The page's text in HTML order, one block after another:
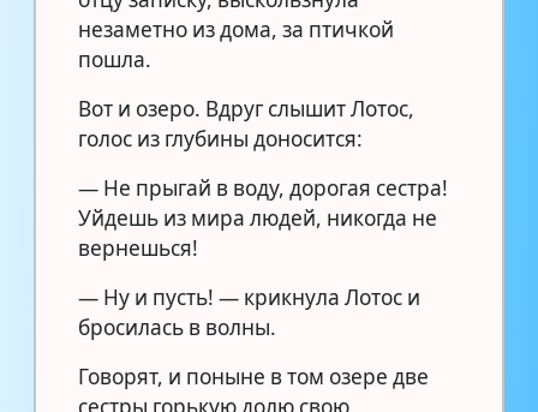
незаметно из дома, за птичкой
пошла.
Вот и озеро. Вдруг слышит Лотос,
голос из глубины доносится:
— Не прыгай в воду, дорогая сестра!
Уйдешь из мира людей, никогда не
вернешься!
— Ну и пусть! — крикнула Лотос и
бросилась в волны.
Говорят, и поныне в том озере две